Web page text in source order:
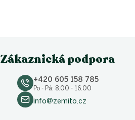
Zákaznická podpora
+420 605 158 785
Po - Pá: 8.00 - 16.00
info@zemito.cz